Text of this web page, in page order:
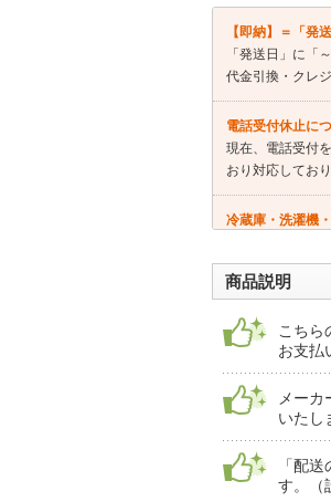
【即納】＝「発
「発送日」に「
代金引換・クレ
電話受付休止に
現在、電話受付
おり対応してお
冷蔵庫・洗濯機
お届けまでにお
商品説明
こちら
お支払
メーカ
いたし
「配
す。（